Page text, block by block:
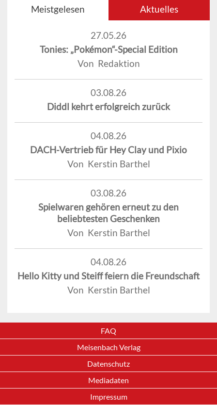
Meistgelesen Aktuelles
27.05.26
Tonies: „Pokémon“-Special Edition
Von Redaktion
03.08.26
Diddl kehrt erfolgreich zurück
04.08.26
DACH-Vertrieb für Hey Clay und Pixio
Von Kerstin Barthel
03.08.26
Spielwaren gehören erneut zu den
beliebtesten Geschenken
Von Kerstin Barthel
04.08.26
Hello Kitty und Steiff feiern die Freundschaft
Von Kerstin Barthel
FAQ
Meisenbach Verlag
Datenschutz
Mediadaten
Impressum